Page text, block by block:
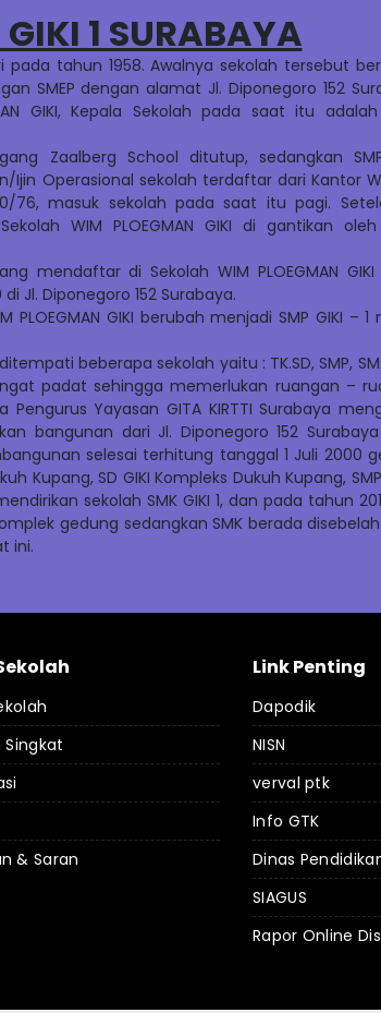
1 SURABAYA
pada tahun 1958. Awalnya sekolah tersebut
SMEP dengan alamat Jl. Diponegoro 152
GIKI, Kepala Sekolah pada saat itu adalah
Zaalberg School ditutup, sedangkan
Ijin Operasional sekolah terdaftar dari Kantor
76, masuk sekolah pada saat itu pagi.
WIM PLOEGMAN GIKI di gantikan oleh
mendaftar di Sekolah WIM PLOEGMAN
di Jl. Diponegoro 152 Surabaya.
GIKI berubah menjadi SMP GIKI – 1
beberapa sekolah yaitu : TK.SD, SMP,
padat sehingga memerlukan ruangan –
Yayasan GITA KIRTTI Surabaya
bangunan dari Jl. Diponegoro 152
selesai terhitung tanggal 1 Juli 2000
Kupang, SD GIKI Kompleks Dukuh Kupang, SMP
sekolah SMK GIKI 1, dan pada tahun
gedung sedangkan SMK berada
ini.
Singkat
& Saran
Link Penting
Dapodik
NISN
verval ptk
Info GTK
Dinas
SIAGUS
Rapor Online